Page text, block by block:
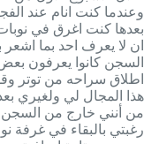
وعندما كنت انام عند
بعدها كنت اغرق في
ان لا يعرف احد بما اشعر
السجن كانوا يعرفون
اطلاق سراحه من توتر
هذا المجال لي ولغيري
من أنني خارج من السجن
رغبتي بالبقاء في غرفة